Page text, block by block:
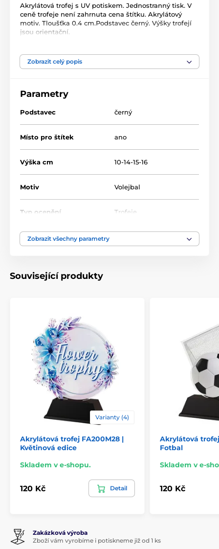
Akrylátová trofej s UV potiskem. Jednostranný tisk. V
ceně trofeje není zahrnuta cena štítku. Akrylátový
motiv. Tloušťka 0.4 cm.Podstavec černý. Výšky trofejí
jsou orientační.
Produkt je zařazen v kategoriích
Zobrazit celý popis
Parametry
Podstavec černý
Místo pro štítek ano
Výška cm 10-14-15-16
Motiv Volejbal
Typ ocenění Trofeje
Materiál
Zobrazit všechny parametry
Související produkty
Varianty (4)
Akrylátová trofej FA200M28 |
Květinová edice
Skladem v e-shopu.
120 Kč Detail
Akrylátová
Fotbal
Skladem v e-
120 Kč
Zakázková výroba
Zboží vám vyrobíme i potiskneme již od 1 ks